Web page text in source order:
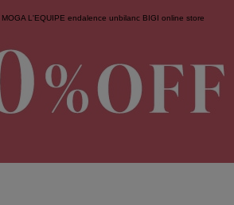
MOGA L'EQUIPE endalence unbilanc BIGI online store